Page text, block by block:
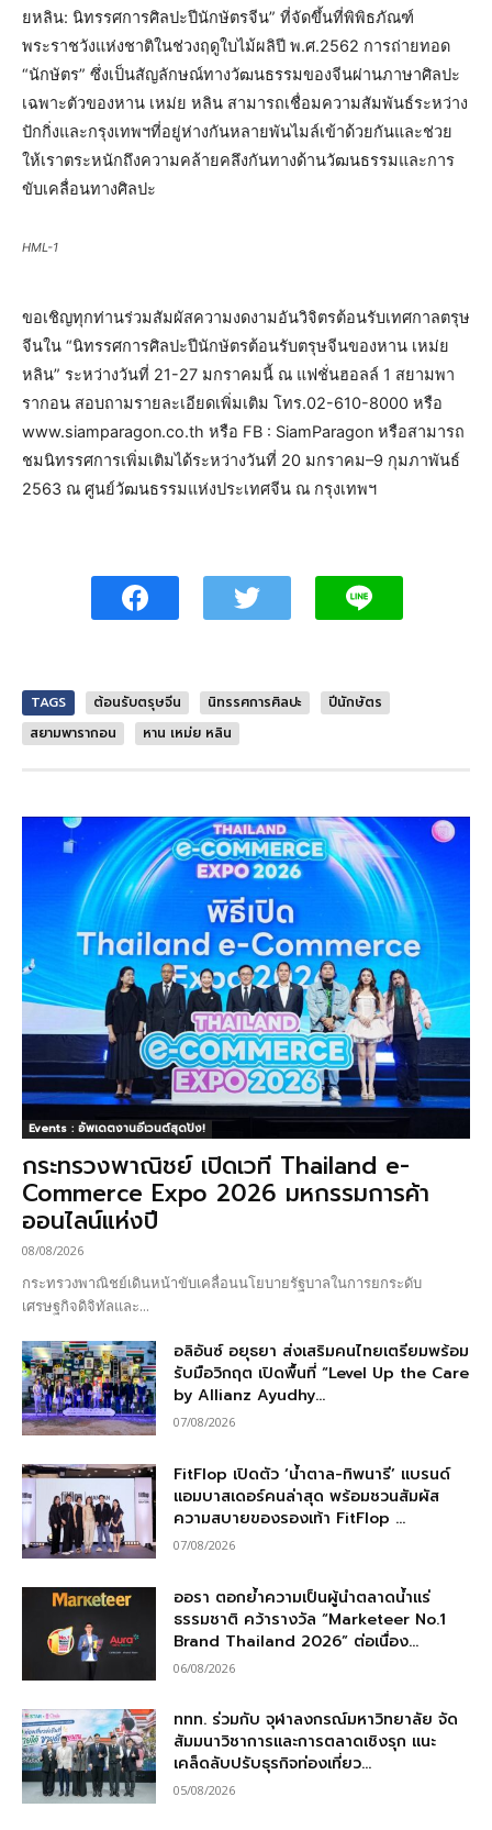
ยหลิน: นิทรรศการศิลปะปีนักษัตรจีน” ที่จัดขึ้นที่พิพิธภัณฑ์
พระราชวังแห่งชาติในช่วงฤดูใบไม้ผลิปี พ.ศ.2562 การถ่ายทอด
“นักษัตร” ซึ่งเป็นสัญลักษณ์ทางวัฒนธรรมของจีนผ่านภาษาศิลปะ
เฉพาะตัวของหาน เหม่ย หลิน สามารถเชื่อมความสัมพันธ์ระหว่าง
ปักกิ่งและกรุงเทพฯที่อยู่ห่างกันหลายพันไมล์เข้าด้วยกันและช่วย
ให้เราตระหนักถึงความคล้ายคลึงกันทางด้านวัฒนธรรมและการ
ขับเคลื่อนทางศิลปะ
HML-1
ขอเชิญทุกท่านร่วมสัมผัสความงดงามอันวิจิตรต้อนรับเทศกาลตรุษ
จีนใน “นิทรรศการศิลปะปีนักษัตรต้อนรับตรุษจีนของหาน เหม่ย
หลิน” ระหว่างวันที่ 21-27 มกราคมนี้ ณ แฟชั่นฮอลล์ 1 สยามพา
รากอน สอบถามรายละเอียดเพิ่มเติม โทร.02-610-8000 หรือ
www.siamparagon.co.th หรือ FB : SiamParagon หรือสามารถ
ชมนิทรรศการเพิ่มเติมได้ระหว่างวันที่ 20 มกราคม–9 กุมภาพันธ์
2563 ณ ศูนย์วัฒนธรรมแห่งประเทศจีน ณ กรุงเทพฯ
TAGS ต้อนรับตรุษจีน นิทรรศการศิลปะ
ปีนักษัตร
สยามพารากอน
หาน เหม่ย หลิน
Events : อัพเดตงานอีเวนต์สุดปัง!
กระทรวงพาณิชย์ เปิดเวที Thailand e-
Commerce Expo 2026 มหกรรมการค้า
ออนไลน์แห่งปี
08/08/2026
กระทรวงพาณิชย์เดินหน้าขับเคลื่อนนโยบายรัฐบาลในการยกระดับ
เศรษฐกิจดิจิทัลและ...
อลิอันซ์ อยุธยา ส่งเสริมคนไทยเตรียมพร้อม
รับมือวิกฤต เปิดพื้นที่ “Level Up the Care
by Allianz Ayudhy...
07/08/2026
FitFlop เปิดตัว ‘น้ำตาล-ทิพนารี’ แบรนด์
แอมบาสเดอร์คนล่าสุด พร้อมชวนสัมผัส
ความสบายของรองเท้า FitFlop ...
07/08/2026
ออรา ตอกย้ำความเป็นผู้นำตลาดน้ำแร่
ธรรมชาติ คว้ารางวัล “Marketeer No.1
Brand Thailand 2026” ต่อเนื่อง...
06/08/2026
ททท. ร่วมกับ จุฬาลงกรณ์มหาวิทยาลัย จัด
สัมมนาวิชาการและการตลาดเชิงรุก แนะ
เคล็ดลับปรับธุรกิจท่องเที่ยว...
05/08/2026